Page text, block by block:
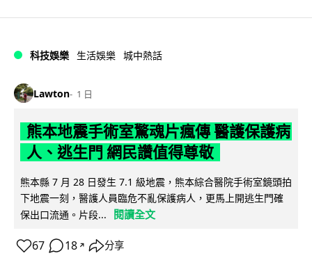
科技娛樂 生活娛樂 城中熱話
Lawton 1 日
熊本地震手術室驚魂片瘋傳 醫護保護病
人、逃生門 網民讚值得尊敬
熊本縣 7 月 28 日發生 7.1 級地震，熊本綜合醫院手術室鏡頭拍
下地震一刻，醫護人員臨危不亂保護病人，更馬上開逃生門確
保出口流通。片段...
閱讀全文
67 18 ↗ 分享